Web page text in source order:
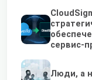
сервис-
Люди, а